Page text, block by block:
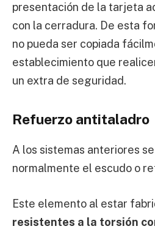
presentación de la tarjeta
con la cerradura. De esta
no pueda ser copiada
establecimiento que
un extra de seguridad.
Refuerzo antitaladro
A los sistemas anteriores
normalmente el escudo o
Este elemento al estar
resistentes a la torsión